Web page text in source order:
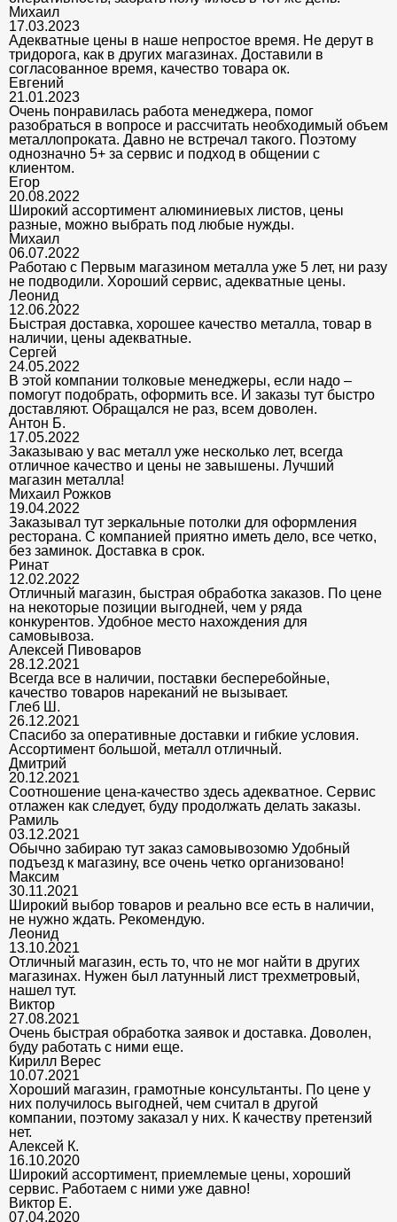
Михаил
17.03.2023
Адекватные цены в наше непростое время. Не дерут в
тридорога, как в других магазинах. Доставили в
согласованное время, качество товара ок.
Евгений
21.01.2023
Очень понравилась работа менеджера, помог
разобраться в вопросе и рассчитать необходимый объем
металлопроката. Давно не встречал такого. Поэтому
однозначно 5+ за сервис и подход в общении с
клиентом.
Егор
20.08.2022
Широкий ассортимент алюминиевых листов, цены
разные, можно выбрать под любые нужды.
Михаил
06.07.2022
Работаю с Первым магазином металла уже 5 лет, ни разу
не подводили. Хороший сервис, адекватные цены.
Леонид
12.06.2022
Быстрая доставка, хорошее качество металла, товар в
наличии, цены адекватные.
Сергей
24.05.2022
В этой компании толковые менеджеры, если надо –
помогут подобрать, оформить все. И заказы тут быстро
доставляют. Обращался не раз, всем доволен.
Антон Б.
17.05.2022
Заказываю у вас металл уже несколько лет, всегда
отличное качество и цены не завышены. Лучший
магазин металла!
Михаил Рожков
19.04.2022
Заказывал тут зеркальные потолки для оформления
ресторана. С компанией приятно иметь дело, все четко,
без заминок. Доставка в срок.
Ринат
12.02.2022
Отличный магазин, быстрая обработка заказов. По цене
на некоторые позиции выгодней, чем у ряда
конкурентов. Удобное место нахождения для
самовывоза.
Алексей Пивоваров
28.12.2021
Всегда все в наличии, поставки бесперебойные,
качество товаров нареканий не вызывает.
Глеб Ш.
26.12.2021
Спасибо за оперативные доставки и гибкие условия.
Ассортимент большой, металл отличный.
Дмитрий
20.12.2021
Соотношение цена-качество здесь адекватное. Сервис
отлажен как следует, буду продолжать делать заказы.
Рамиль
03.12.2021
Обычно забираю тут заказ самовывозомю Удобный
подъезд к магазину, все очень четко организовано!
Максим
30.11.2021
Широкий выбор товаров и реально все есть в наличии,
не нужно ждать. Рекомендую.
Леонид
13.10.2021
Отличный магазин, есть то, что не мог найти в других
магазинах. Нужен был латунный лист трехметровый,
нашел тут.
Виктор
27.08.2021
Очень быстрая обработка заявок и доставка. Доволен,
буду работать с ними еще.
Кирилл Верес
10.07.2021
Хороший магазин, грамотные консультанты. По цене у
них получилось выгодней, чем считал в другой
компании, поэтому заказал у них. К качеству претензий
нет.
Алексей К.
16.10.2020
Широкий ассортимент, приемлемые цены, хороший
сервис. Работаем с ними уже давно!
Виктор Е.
07.04.2020